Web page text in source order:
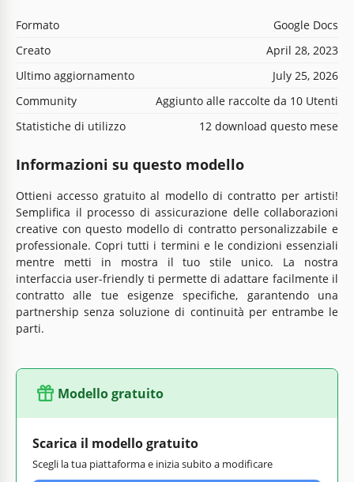
Formato
Google Docs
Creato
April 28, 2023
Ultimo aggiornamento
July 25, 2026
Community
Aggiunto alle raccolte da 10 Utenti
Statistiche di utilizzo
12 download questo mese
Informazioni su questo modello
Ottieni accesso gratuito al modello di contratto per artisti!
Semplifica il processo di assicurazione delle collaborazioni
creative con questo modello di contratto personalizzabile e
professionale. Copri tutti i termini e le condizioni essenziali
mentre metti in mostra il tuo stile unico. La nostra
interfaccia user-friendly ti permette di adattare facilmente il
contratto alle tue esigenze specifiche, garantendo una
partnership senza soluzione di continuità per entrambe le
parti.
Modello gratuito
Scarica il modello gratuito
Scegli la tua piattaforma e inizia subito a modificare